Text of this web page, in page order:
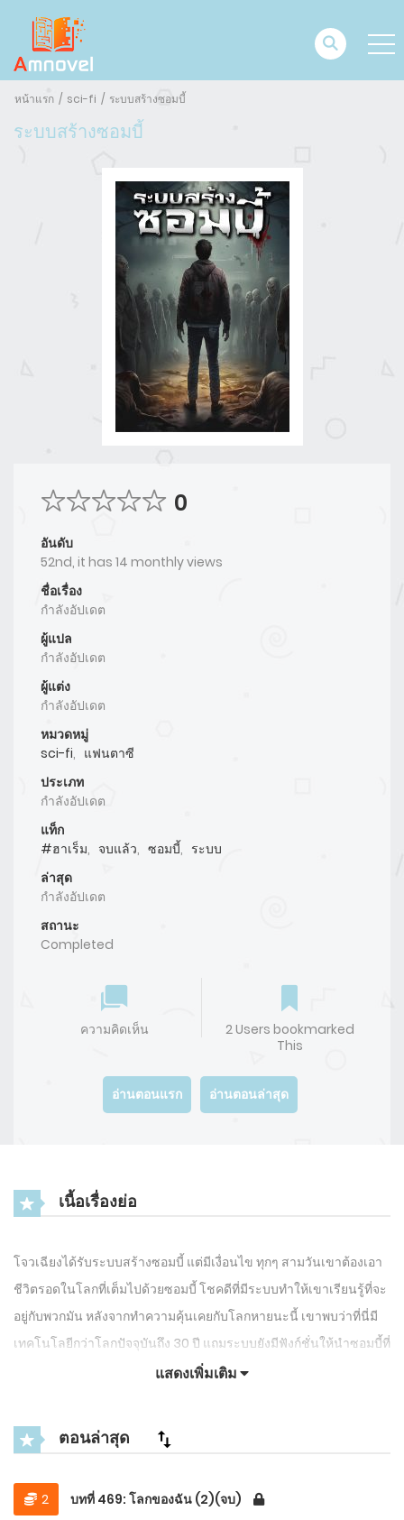
หน้าแรก sci-fi ระบบสร้างซอมบี้
ระบบสร้างซอมบี้
0
อันดับ
52nd, it has 14 monthly views
ชื่อเรื่อง
กำลังอัปเดต
ผู้แปล
กำลังอัปเดต
ผู้แต่ง
กำลังอัปเดต
หมวดหมู่
sci-fi, แฟนตาซี
ประเภท
กำลังอัปเดต
แท็ก
#ฮาเร็ม, จบแล้ว, ซอมบี้, ระบบ
ล่าสุด
กำลังอัปเดต
สถานะ
Completed
ความคิดเห็น
2 Users bookmarked
This
อ่านตอนแรก อ่านตอนล่าสุด
เนื้อเรื่องย่อ
โจวเฉียงได้รับระบบสร้างซอมบี้ แต่มีเงื่อนไข ทุกๆ สามวันเขาต้องเอา
ชีวิตรอดในโลกที่เต็มไปด้วยซอมบี้ โชคดีที่มีระบบทำให้เขาเรียนรู้ที่จะ
อยู่กับพวกมัน หลังจากทำความคุ้นเคยกับโลกหายนะนี้ เขาพบว่าที่นี่มี
เทคโนโลยีกว่าโลกปัจจุบันถึง 30 ปี แถมระบบยังมีฟังก์ชั่นให้นำซอมบี้ที่
สร้างกลับไปยังโลกปัจจุบันได้อีก อะไรจะเกิดขึ้นกับอนาคตของโจว
แสดงเพิ่มเติม
ตอนล่าสุด
2 บทที่ 469: โลกของฉัน (2)(จบ)